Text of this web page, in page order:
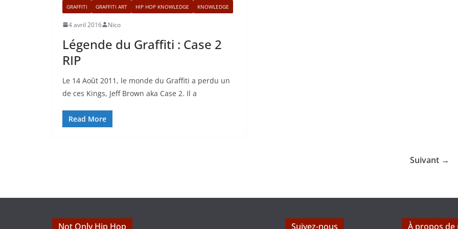
GRAFFITI GRAFFITI ART HIP HOP KNOWLEDGE KNOWLEDGE
4 avril 2016 Nico
Légende du Graffiti : Case 2
RIP
Le 14 Août 2011, le monde du Graffiti a perdu un
de ces Kings, Jeff Brown aka Case 2. Il a
Read More
Suivant →
Not Only Hip Hop Suivez-nous À propos de